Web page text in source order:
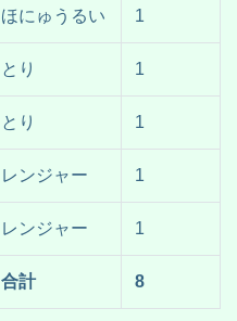
ほにゅうるい 1
とり 1
とり 1
レンジャー 1
レンジャー 1
合計 8